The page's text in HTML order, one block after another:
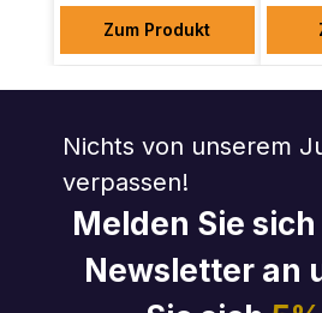
Zum Produkt
Nichts von unserem
verpassen!
Melden Sie
Newsletter an